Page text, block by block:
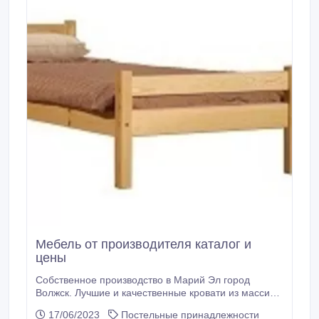
Мебель от производителя каталог и
цены
Собственное производство в Марий Эл город
Волжск. Лучшие и качественные кровати из массива,
17/06/2023
Постельные принадлежности